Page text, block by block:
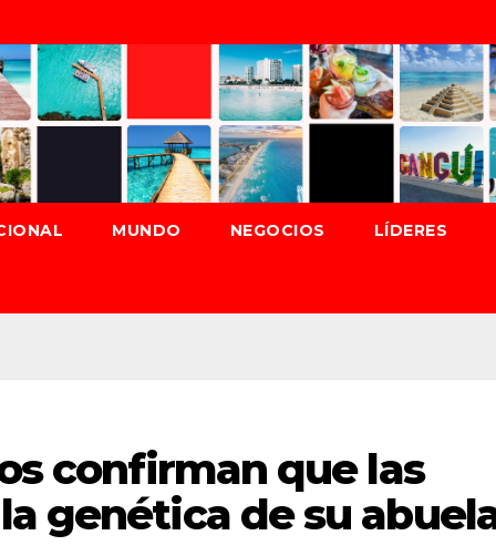
MUNDO NEGOCIOS LÍDERES
confirman que las
genética de su